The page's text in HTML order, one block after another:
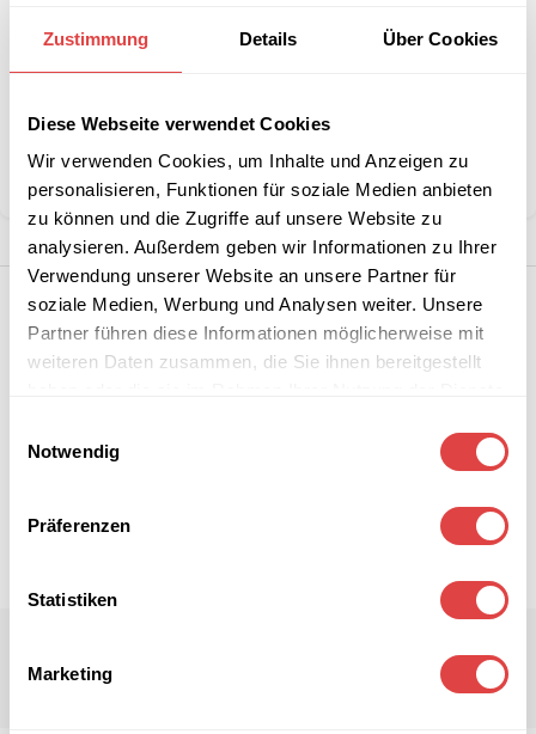
Zustimmung Details Über Cookies
Diese Webseite verwendet Cookies
Wir verwenden Cookies, um Inhalte und Anzeigen zu
personalisieren, Funktionen für soziale Medien anbieten
zu können und die Zugriffe auf unsere Website zu
analysieren. Außerdem geben wir Informationen zu Ihrer
Verwendung unserer Website an unsere Partner für
soziale Medien, Werbung und Analysen weiter. Unsere
Partner führen diese Informationen möglicherweise mit
weiteren Daten zusammen, die Sie ihnen bereitgestellt
Notwendig
Präferenzen
Statistiken
Marketing
Kategorie: Servietten
Teilen: